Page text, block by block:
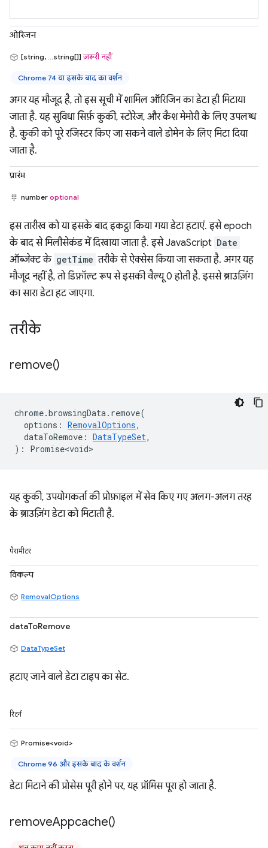
ओरिजन
[string, ...string[]]ज़रूरी नहीं
Chrome 74 या इसके बाद का वर्शन
अगर यह मौजूद है, तो इस सूची में शामिल ऑरिजिन का डेटा ही मिटाया
जाता है. यह सुविधा सिर्फ़ कुकी, स्टोरेज, और कैश मेमोरी के लिए उपलब्ध
है. कुकी को पूरे रजिस्टर किए जा सकने वाले डोमेन के लिए मिटा दिया
जाता है.
प्रारंभ
number optional
इस तारीख को या इसके बाद इकट्ठा किया गया डेटा हटाएं. इसे epoch
के बाद से मिलीसेकंड में दिखाया जाता है. इसे JavaScript Date
ऑब्जेक्ट के getTime तरीके से ऐक्सेस किया जा सकता है. अगर यह
मौजूद नहीं है, तो डिफ़ॉल्ट रूप से इसकी वैल्यू 0 होती है. इससे ब्राउज़िंग
का सारा डेटा हट जाएगा.
तरीके
remove()
chrome.browsingData. remove(
options : RemovalOptions,
dataToRemove : DataTypeSet,
) : Promise<void>
यह कुकी, उपयोगकर्ता की प्रोफ़ाइल में सेव किए गए अलग-अलग तरह
के ब्राउज़िंग डेटा को मिटाती है.
पैरामीटर
विकल्प
RemovalOptions
dataToRemove
DataTypeSet
हटाए जाने वाले डेटा टाइप का सेट.
रिटर्न
Promise<void>
Chrome 96 और इसके बाद के वर्शन
डेटा मिटाने की प्रोसेस पूरी होने पर, यह प्रॉमिस पूरा हो जाता है.
removeAppcache()